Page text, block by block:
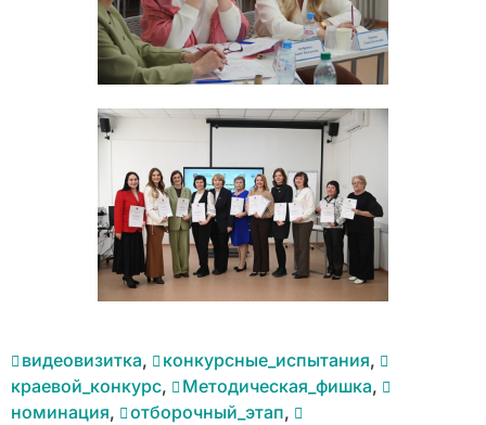
видеовизитка, конкурсные_испытания,
краевой_конкурс, Методическая_фишка,
номинация, отборочный_этап,